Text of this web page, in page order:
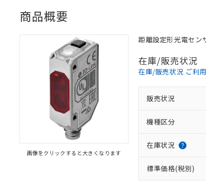
商品概要
画像をクリックすると大きくなります
距離設定形光電セン
在庫/販売状況
在庫/販売状況 ご利
販売状況
機種区分
在庫状況
標準価格(税別)